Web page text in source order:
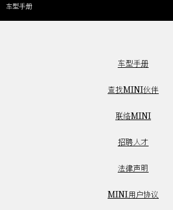
车型手册
车型手册
查找MINI伙伴
联络MINI
招聘人才
法律声明
MINI用户协议